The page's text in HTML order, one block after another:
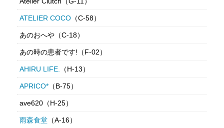
ATELIER COCO（C-58）
あのおへや（C-18）
あの時の患者です!（F-02）
AHIRU LIFE. （H-13）
APRICO*（B-75）
ave620（H-25）
雨森食堂（A-16）